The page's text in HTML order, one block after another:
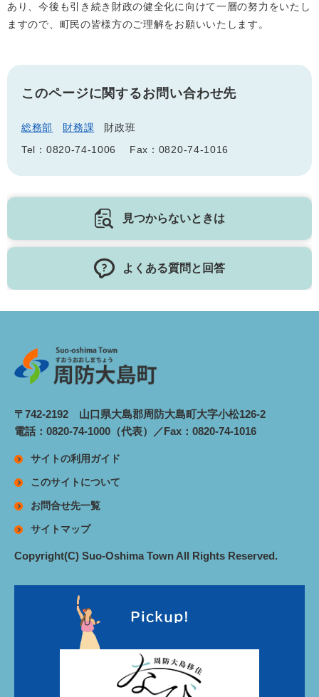
あり、今後も引き続き財政の健全化に向けて一層の努力をいたし
ますので、町民の皆様方のご理解をお願いいたします。
このページに関するお問い合わせ先
総務部 財務課
財政班
Tel：0820-74-1006
Fax：0820-74-1016
見つからないときは
よくある質問と回答
〒742-2192 山口県大島郡周防大島町大字小松126-2
電話：0820-74-1000（代表）／Fax：0820-74-1016
サイトの利用ガイド
このサイトについて
お問合せ先一覧
サイトマップ
Copyright(C) Suo-Oshima Town All Rights Reserved.